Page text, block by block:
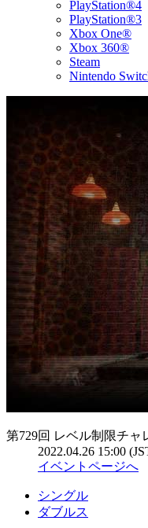
PlayStation®4
PlayStation®3
Xbox One®
Xbox 360®
Steam
Nintendo
第729回 レベル制限チャ
2022.04.26 15:00
イベントページへ
シングル
ダブルス